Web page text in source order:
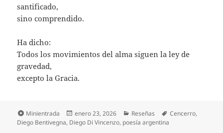
santificado,
sino comprendido.
Ha dicho:
Todos los movimientos del alma siguen la ley de
gravedad,
excepto la Gracia.
Formato
Minientrada
Publicado
el
enero 23, 2026 Categorías
Reseñas Etiquetas
Cencerro,
Diego Bentivegna, Diego Di Vincenzo, poesía argentina